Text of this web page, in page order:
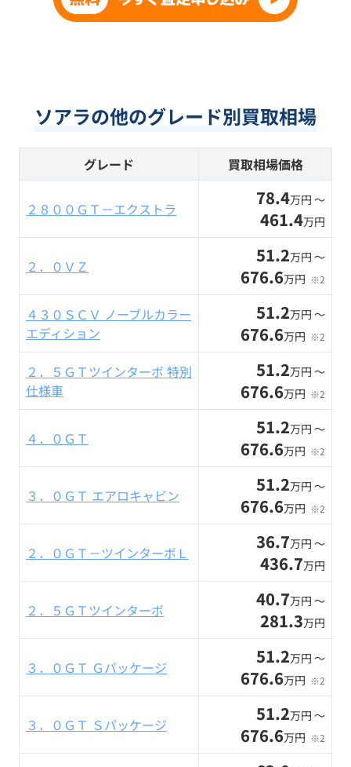
ソアラの他のグレード別買取相場
グレード 買取相場価格
２８００ＧＴ－エクストラ 78.4万円 〜
461.4万円
２．０ＶＺ 51.2万円 〜
676.6万円 ※2
４３０ＳＣＶ ノーブルカラー
エディション
51.2万円 〜
676.6万円 ※2
２．５ＧＴツインターボ 特別
仕様車
51.2万円 〜
676.6万円 ※2
４．０ＧＴ 51.2万円 〜
676.6万円 ※2
３．０ＧＴ エアロキャビン 51.2万円 〜
676.6万円 ※2
２．０ＧＴ－ツインターボＬ 36.7万円 〜
436.7万円
２．５ＧＴツインターボ 40.7万円 〜
281.3万円
３．０ＧＴ Ｇパッケージ 51.2万円 〜
676.6万円 ※2
３．０ＧＴ Ｓパッケージ 51.2万円 〜
676.6万円 ※2